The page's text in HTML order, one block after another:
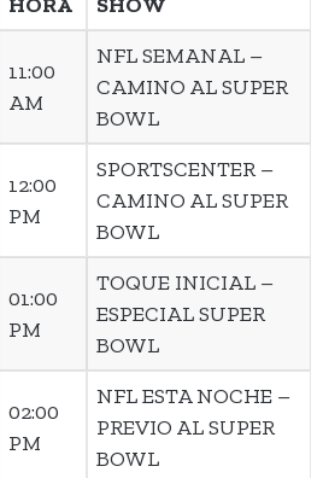
11:00
AM
NFL SEMANAL –
CAMINO AL SUPER
BOWL
12:00
PM
SPORTSCENTER –
CAMINO AL SUPER
BOWL
01:00
PM
TOQUE INICIAL –
ESPECIAL SUPER
BOWL
02:00
PM
NFL ESTA NOCHE –
PREVIO AL SUPER
BOWL